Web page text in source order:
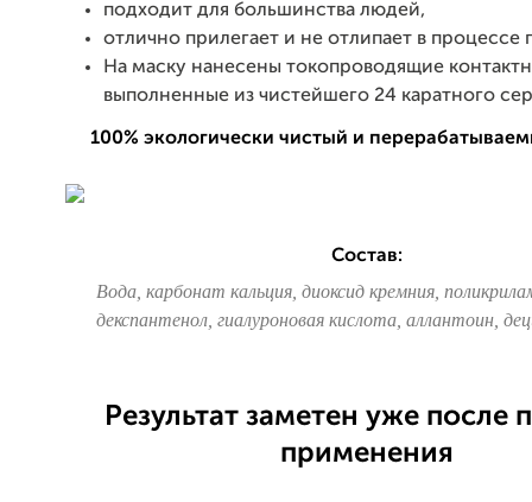
подходит для большинства людей,
отлично прилегает и не отлипает в процессе
На маску нанесены токопроводящие
выполненные из чистейшего 24 каратного
100% экологически чистый и
Состав:
Вода, карбонат кальция, диоксид кремния,
декспантенол, гиалуроновая кислота, аллантоин,
Результат заметен уже после
применения